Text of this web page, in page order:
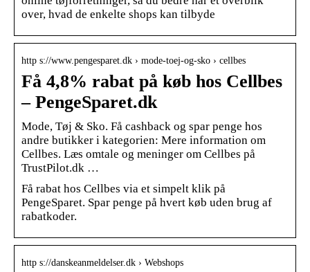
over, hvad de enkelte shops kan tilbyde
http s://www.pengesparet.dk › mode-toej-og-sko › cellbes
Få 4,8% rabat på køb hos Cellbes
– PengeSparet.dk
Mode, Tøj & Sko. Få cashback og spar penge hos
andre butikker i kategorien: Mere information om
Cellbes. Læs omtale og meninger om Cellbes på
TrustPilot.dk …
Få rabat hos Cellbes via et simpelt klik på
PengeSparet. Spar penge på hvert køb uden brug af
rabatkoder.
http s://danskeanmeldelser.dk › Webshops